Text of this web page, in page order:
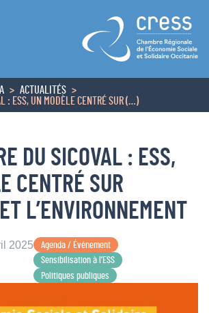
ACTUALITÉS
: ESS, UN MODÈLE CENTRÉ SUR (…)
DU SICOVAL : ESS,
CENTRÉ SUR
L’ENVIRONNEMENT
2025
Agenda / Événement
Sensibilisation à l’ESS
Politiques publiques